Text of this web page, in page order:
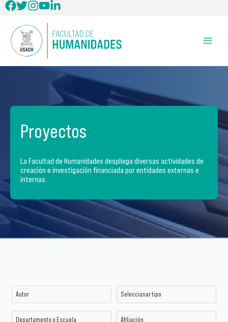
al
contenido
Proyectos
La Facultad de Humanidades despliega diversas actividades de
creación e investigación financiada por entidades externas e
internas.